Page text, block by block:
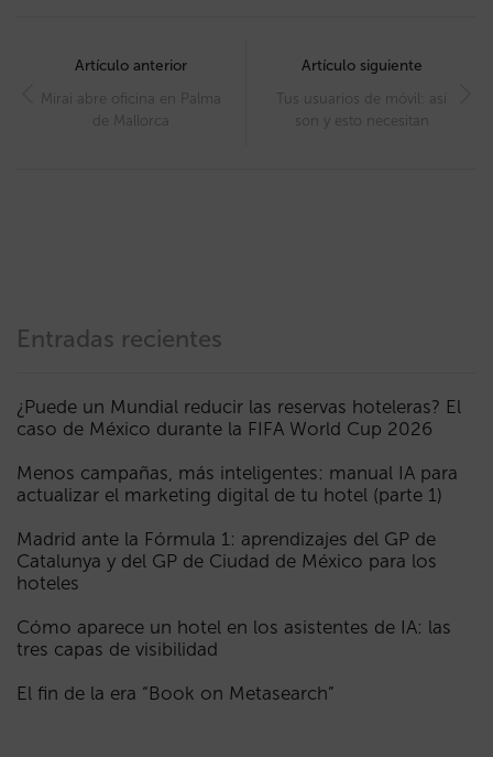
navigation
Artículo anterior
Mirai abre oficina en Palma
de Mallorca
Artículo siguiente
Tus usuarios de móvil: así
son y esto necesitan
Entradas recientes
¿Puede un Mundial reducir las reservas hoteleras? El
caso de México durante la FIFA World Cup 2026
Menos campañas, más inteligentes: manual IA para
actualizar el marketing digital de tu hotel (parte 1)
Madrid ante la Fórmula 1: aprendizajes del GP de
Catalunya y del GP de Ciudad de México para los
hoteles
Cómo aparece un hotel en los asistentes de IA: las
tres capas de visibilidad
El fin de la era “Book on Metasearch”